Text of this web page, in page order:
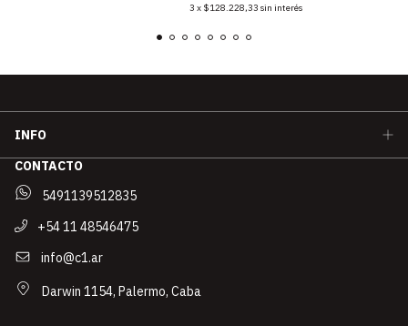
3 x $128.228,33 sin interés
INFO
CONTACTO
5491139512835
+54 11 48546475
info@c1.ar
Darwin 1154, Palermo, Caba